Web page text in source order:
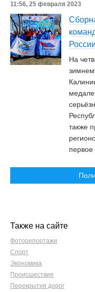
11:56, 25 февраля 2023
На
также
первое
Также на сайте
Фоторепортажи
Спорт
Экономика
Происшествия
Перекрытия дорог